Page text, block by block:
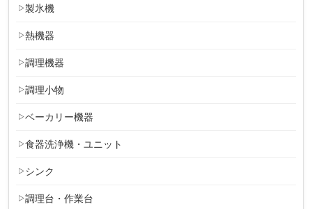
製氷機
熱機器
調理機器
調理小物
ベーカリー機器
食器洗浄機・ユニット
シンク
調理台・作業台